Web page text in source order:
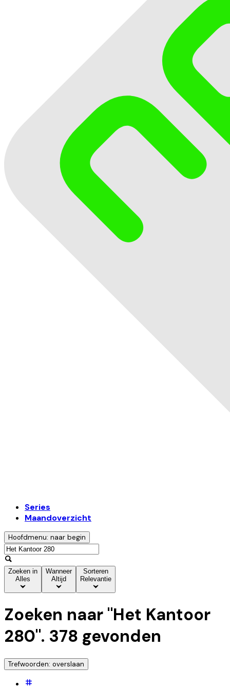
Series
Maandoverzicht
Hoofdmenu: naar begin
Zoeken in
Alles
Wanneer
Altijd
Sorteren
Relevantie
Zoeken naar "Het Kantoor
280". 378 gevonden
Trefwoorden: overslaan